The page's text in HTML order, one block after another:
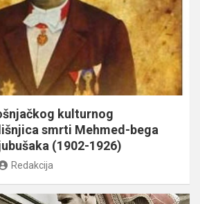
kulturnog
smrti Mehmed-bega
(1902-1926)
Redakcija